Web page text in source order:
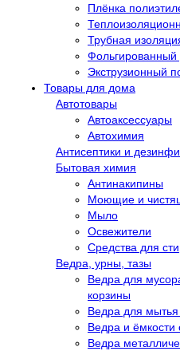
Плёнка
Трубная
Фольгированный
Экструзионный
Товары для дома
Автотовары
Автоаксессуары
Автохимия
Антисептики и
Бытовая химия
Антинакипины
Моющие и
Мыло
Освежители
Средства для
Ведра, урны, тазы
Ведра для
корзины
Ведра для
Ведра и ёмкости
Ведра